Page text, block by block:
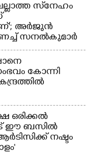
സ്‌നേഹം
അർജുൻ
സനൽകുമാർ
കോന്നി
ഒരിക്കൽ
ഈ ബസിൽ
നഷ്ടം